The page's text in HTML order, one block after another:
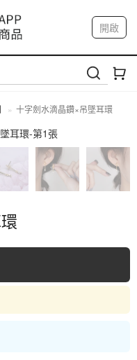
水捷運站
里海巡基地
青埔置地廣場
開啟
我的帳戶
十字劍水滴晶鑽×吊墜耳環